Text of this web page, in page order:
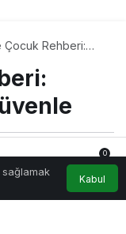
Çocuk Rehberi:
sağlamak
Kabul
Bildirimler
0